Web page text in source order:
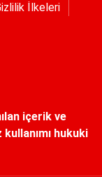
İlkeleri
içerik ve
hukuki